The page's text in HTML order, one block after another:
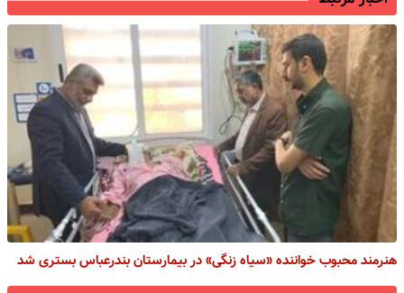
هنرمند محبوب خواننده «سیاه زنگی» در بیمارستان بندرعباس بستری شد